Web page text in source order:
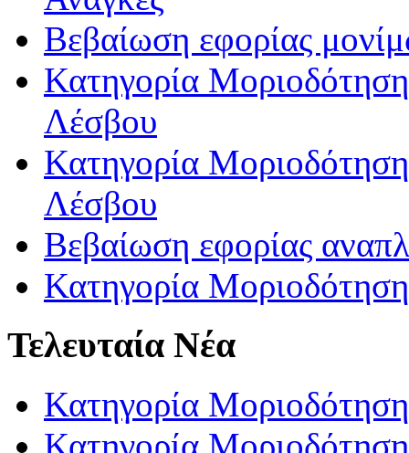
Βεβαίωση εφορίας
Κατηγορία
Λέσβου
Κατηγορία
Λέσβου
Βεβαίωση εφορίας
Κατηγορία
Τελευταία Νέα
Κατηγορία
Κατηγορία